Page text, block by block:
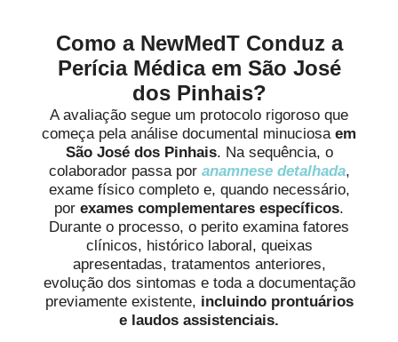
Como a NewMedT Conduz a
Perícia Médica em São José
dos Pinhais?
A avaliação segue um protocolo rigoroso que
começa pela análise documental minuciosa em
São José dos Pinhais. Na sequência, o
colaborador passa por anamnese detalhada,
exame físico completo e, quando necessário,
por exames complementares específicos.
Durante o processo, o perito examina fatores
clínicos, histórico laboral, queixas
apresentadas, tratamentos anteriores,
evolução dos sintomas e toda a documentação
previamente existente, incluindo prontuários
e laudos assistenciais.